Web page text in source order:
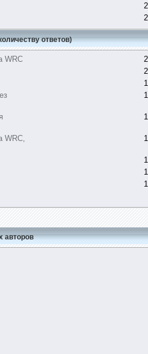
ответов)
WRC
WRC,
авторов